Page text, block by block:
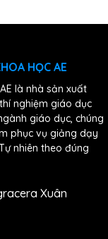
HỌC AE
là nhà sản xuất
nghiệm giáo dục
giáo dục, chúng
phục vụ giảng dạy
nhiên theo đúng
Xuân